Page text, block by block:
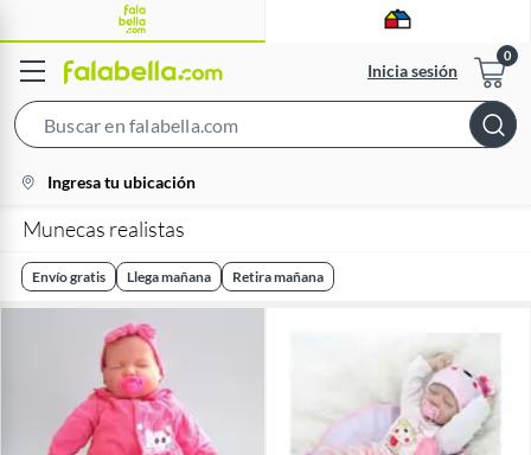
Inicia sesión
Bar
location-
icon
Ingresa tu ubicación
Munecas realistas
Envío gratis Llega mañana Retira mañana